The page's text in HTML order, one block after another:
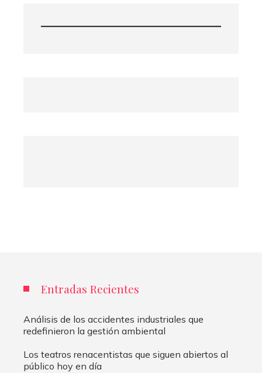
Entradas Recientes
Análisis de los accidentes industriales que
redefinieron la gestión ambiental
Los teatros renacentistas que siguen abiertos al
público hoy en día